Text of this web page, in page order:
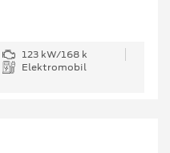
123 kW/168 k
Elektromobil